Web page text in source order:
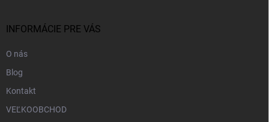
INFORMÁCIE PRE VÁS
O nás
Blog
Kontakt
VEĽKOOBCHOD